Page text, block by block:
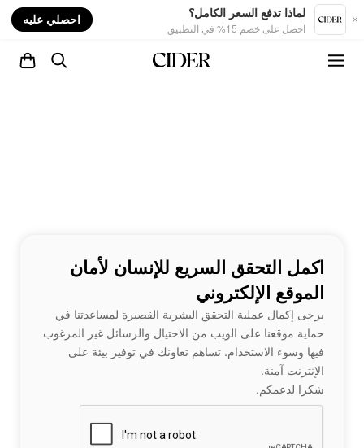
لماذا تدفع السعر الكامل؟
احصل على خصم 15% في التطبيق
احصلي عليه
اكمل التحقق السريع للإنسان لأمان
الموقع الإلكتروني
يرجى إكمال عملية التحقق البشرية القصيرة لمساعدتنا في
حماية موقعنا على الويب من الاحتيال والرسائل غير المرغوب
فيها وسوء الاستخدام. تساهم تعاونك في توفير بيئة على
الإنترنت آمنة.
شكرا لدعمكم.